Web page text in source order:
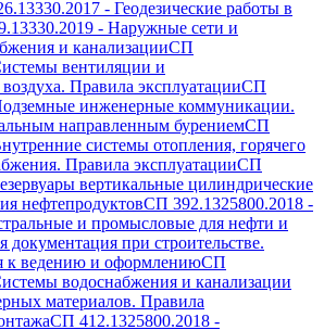
- Геодезические работы в
- Наружные сети и
и канализацииСП
вентиляции и
Правила эксплуатацииСП
инженерные коммуникации.
направленным бурениемСП
системы отопления, горячего
Правила эксплуатацииСП
вертикальные цилиндрические
нефтепродуктовСП 392.1325800.2018 -
и промысловые для нефти и
документация при строительстве.
к ведению и оформлениюСП
водоснабжения и канализации
материалов. Правила
СП 412.1325800.2018 -